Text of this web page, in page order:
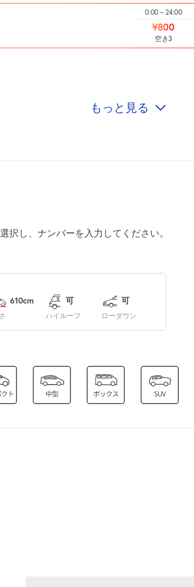
0:00～24:00
¥800
空き3
0:00～24:00
0:00～24:00
0:00～24:00
もっと見る
択し、ナンバーを入力してください。
610cm
ハイルーフ
可
ローダウン
可